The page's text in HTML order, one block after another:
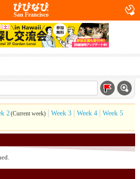
San Francisco
2(Current week) Week 3 Week 4
Week 5